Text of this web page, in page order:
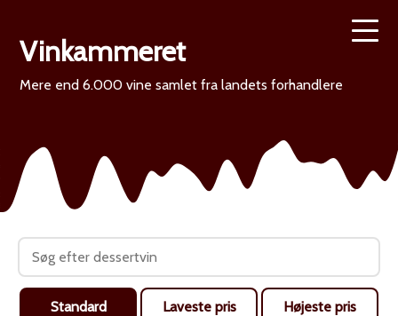
Vinkammeret
Mere end 6.000 vine samlet fra landets forhandlere
Standard Laveste pris Højeste pris